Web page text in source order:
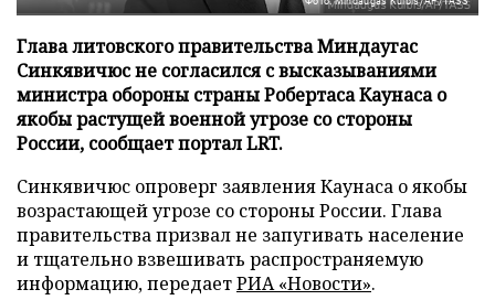
Глава литовского правительства Миндаугас
Синкявичюс не согласился с высказываниями
министра обороны страны Робертаса Каунаса о
якобы растущей военной угрозе со стороны
России, сообщает портал LRT.
Синкявичюс опроверг заявления Каунаса о якобы
возрастающей угрозе со стороны России. Глава
правительства призвал не запугивать население
и тщательно взвешивать распространяемую
информацию, передаетРИА «Новости».